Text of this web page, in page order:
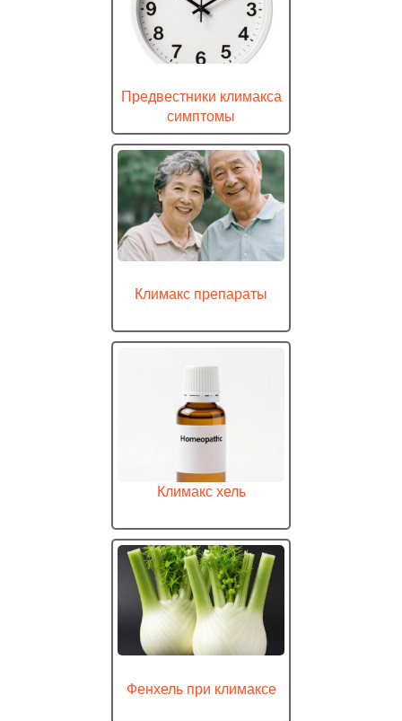
Предвестники климакса
симптомы
Климакс препараты
Климакс хель
Фенхель при климаксе